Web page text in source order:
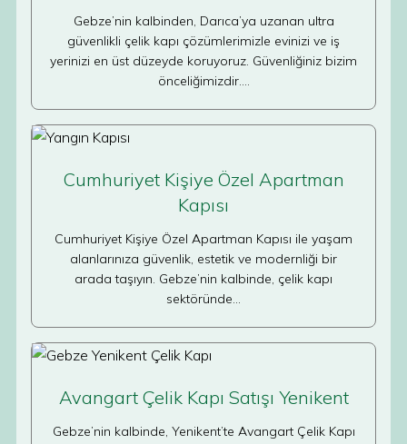
Gebze’nin kalbinden, Darıca’ya uzanan ultra
güvenlikli çelik kapı çözümlerimizle evinizi ve iş
yerinizi en üst düzeyde koruyoruz. Güvenliğiniz bizim
önceliğimizdir.…
Cumhuriyet Kişiye Özel Apartman
Kapısı
Cumhuriyet Kişiye Özel Apartman Kapısı ile yaşam
alanlarınıza güvenlik, estetik ve modernliği bir
arada taşıyın. Gebze’nin kalbinde, çelik kapı
sektöründe…
Avangart Çelik Kapı Satışı Yenikent
Gebze’nin kalbinde, Yenikent’te Avangart Çelik Kapı